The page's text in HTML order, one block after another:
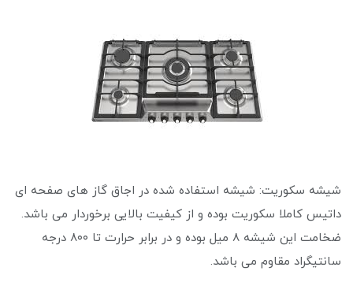
شیشه سکوریت: شیشه استفاده شده در اجاق گاز های صفحه ای
داتیس کاملا سکوریت بوده و از کیفیت بالایی برخوردار می باشد.
ضخامت این شیشه ۸ میل بوده و در برابر حرارت تا ۸۰۰ درجه
سانتیگراد مقاوم می باشد.